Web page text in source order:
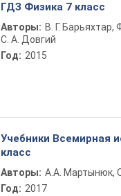
ГДЗ Физика 7 класс
Авторы: В. Г. Барьяхтар,
С. А. Довгий
Год: 2015
Учебники Всемирная
класс
Авторы: А.А. Мартынюк,
Год: 2017